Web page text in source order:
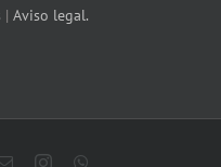
| Aviso legal.
CorreoInstagram